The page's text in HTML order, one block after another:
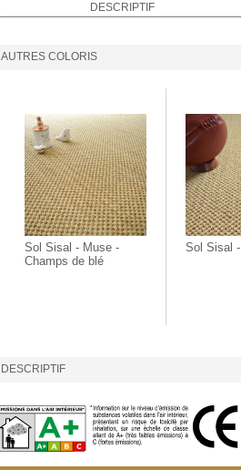
DESCRIPTIF
AUTRES COLORIS
Sol Sisal - Muse -
Champs de blé
Sol Sisal
DESCRIPTIF